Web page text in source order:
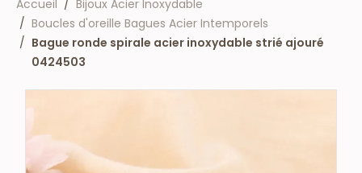
Accueil
Bijoux Acier Inoxydable
Boucles d'oreille Bagues Acier Intemporels
Bague ronde spirale acier inoxydable strié ajouré
0424503